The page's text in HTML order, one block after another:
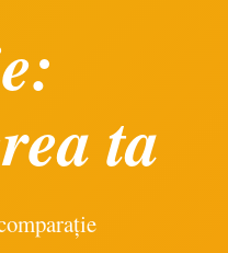
ta